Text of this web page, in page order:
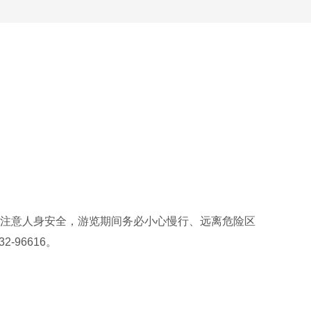
人身安全，游览期间务必小心慢行、远离危险区
96616。